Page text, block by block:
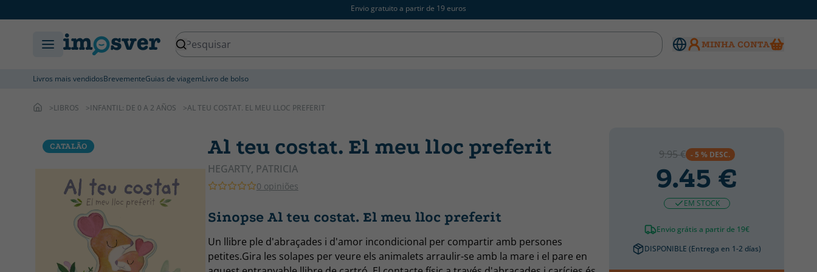
Envio gratuito a partir de 19 euros
MINHA CONTA
Livros mais vendidosBrevementeGuias de viagemLivro de bolso
LIBROS INFANTIL: DE 0 A 2 AÑOS AL TEU COSTAT. EL MEU LLOC PREFERIT
CATALÃO CATALÃO
Al teu costat. El meu lloc preferit
HEGARTY, PATRICIA
0 opiniões
Sinopse Al teu costat. El meu lloc preferit
Un llibre ple d'abraçades i d'amor incondicional per compartir amb persones
petites.Gira les solapes per veure els animalets arraulir-se amb la mare i el pare en
9.95 € - 5 % DESC.
9.45 €
EM STOCK
Envio grátis a partir de 19€
DISPONIBLE (Entrega en 1-2 días)